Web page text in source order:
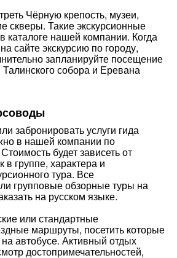
Чёрную крепость, музеи,
скверы. Такие экскурсионные
каталоге нашей компании. Когда
сайте экскурсию по городу,
запланируйте посещение
собора и Еревана
забронировать услуги гида
в нашей компании по
будет зависеть от
в группе, характера и
тура. Все
групповые обзорные туры на
на русском языке.
или стандартные
маршруты, посетить которые
автобусе. Активный отдых
достопримечательностей,